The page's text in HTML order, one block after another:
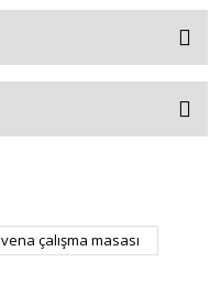
vena çalışma masası